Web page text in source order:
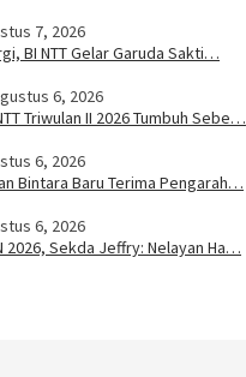
7, 2026
BI NTT Gelar Garuda Sakti…
6, 2026
Triwulan II 2026 Tumbuh Sebe…
6, 2026
Bintara Baru Terima Pengarah…
6, 2026
2026, Sekda Jeffry: Nelayan Ha…